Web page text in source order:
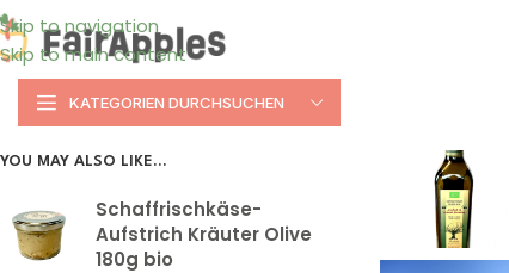
Skip to navigation
Skip to main content
KATEGORIEN DURCHSUCHEN
YOU MAY ALSO LIKE…
Schaffrischkäse-
Aufstrich Kräuter Olive
180g bio